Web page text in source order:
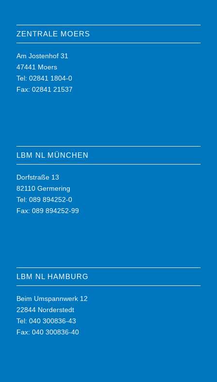
ZENTRALE MOERS
Am Jostenhof 31
47441 Moers
Tel: 02841 1804-0
Fax: 02841 21537
LBM NL MÜNCHEN
Dorfstraße 13
82110 Germering
Tel: 089 894252-0
Fax: 089 894252-99
LBM NL HAMBURG
Beim Umspannwerk 12
22844 Norderstedt
Tel: 040 300836-43
Fax: 040 300836-40